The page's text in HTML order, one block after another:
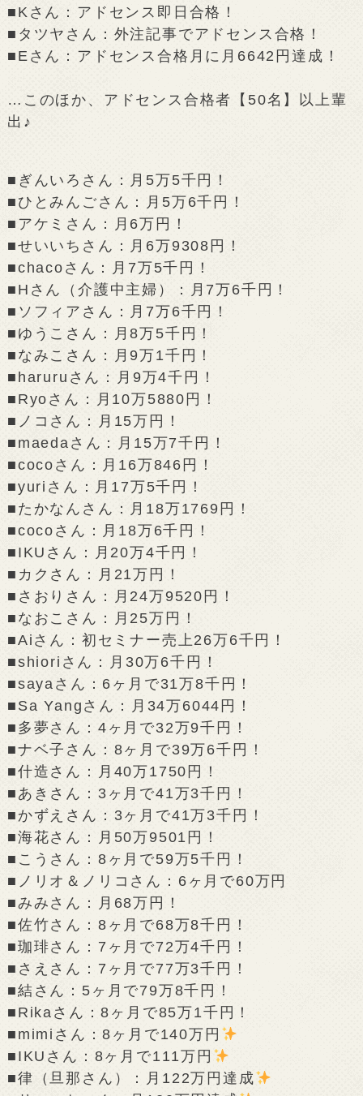
■Kさん：アドセンス即日合格！
■タツヤさん：外注記事でアドセンス合格！
■Eさん：アドセンス合格月に月6642円達成！
…このほか、アドセンス合格者【50名】以上輩
出♪
■ぎんいろさん：月5万5千円！
■ひとみんごさん：月5万6千円！
■アケミさん：月6万円！
■せいいちさん：月6万9308円！
■chacoさん：月7万5千円！
■Hさん（介護中主婦）：月7万6千円！
■ソフィアさん：月7万6千円！
■ゆうこさん：月8万5千円！
■なみこさん：月9万1千円！
■haruruさん：月9万4千円！
■Ryoさん：月10万5880円！
■ノコさん：月15万円！
■maedaさん：月15万7千円！
■cocoさん：月16万846円！
■yuriさん：月17万5千円！
■たかなんさん：月18万1769円！
■cocoさん：月18万6千円！
■IKUさん：月20万4千円！
■カクさん：月21万円！
■さおりさん：月24万9520円！
■なおこさん：月25万円！
■Aiさん：初セミナー売上26万6千円！
■shioriさん：月30万6千円！
■sayaさん：6ヶ月で31万8千円！
■Sa Yangさん：月34万6044円！
■多夢さん：4ヶ月で32万9千円！
■ナベ子さん：8ヶ月で39万6千円！
■什造さん：月40万1750円！
■あきさん：3ヶ月で41万3千円！
■かずえさん：3ヶ月で41万3千円！
■海花さん：月50万9501円！
■こうさん：8ヶ月で59万5千円！
■ノリオ＆ノリコさん：6ヶ月で60万円
■みみさん：月68万円！
■佐竹さん：8ヶ月で68万8千円！
■珈琲さん：7ヶ月で72万4千円！
■さえさん：7ヶ月で77万3千円！
■結さん：5ヶ月で79万8千円！
■Rikaさん：8ヶ月で85万1千円！
■mimiさん：8ヶ月で140万円
■IKUさん：8ヶ月で111万円
■律（旦那さん）：月122万円達成